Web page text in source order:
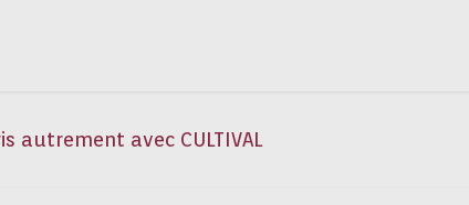
autrement avec CULTIVAL